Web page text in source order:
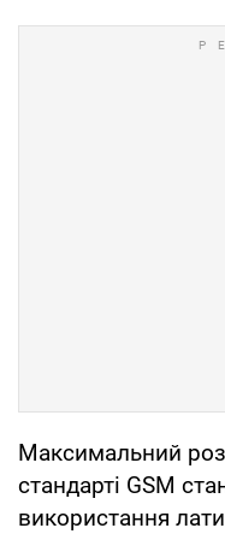
Максимальний
стандарті GSM
використання